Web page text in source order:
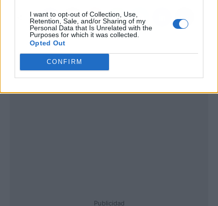
I want to opt-out of Collection, Use,
Retention, Sale, and/or Sharing of my
Personal Data that Is Unrelated with the
Purposes for which it was collected.
Opted Out
CONFIRM
Publicidad